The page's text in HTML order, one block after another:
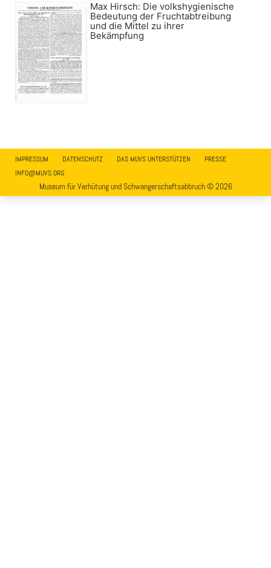
Max Hirsch: Die volkshygienische
Bedeutung der Fruchtabtreibung
und die Mittel zu ihrer
Bekämpfung
IMPRESSUM DATENSCHUTZ DAS MUVS UNTERSTÜTZEN
PRESSE
INFO@MUVS.ORG
Museum für Verhütung und Schwangerschaftsabbruch © 2026